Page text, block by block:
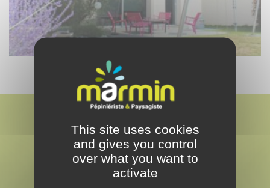
MARMIN
This site uses cookies
and gives you control
over what you want to
activate